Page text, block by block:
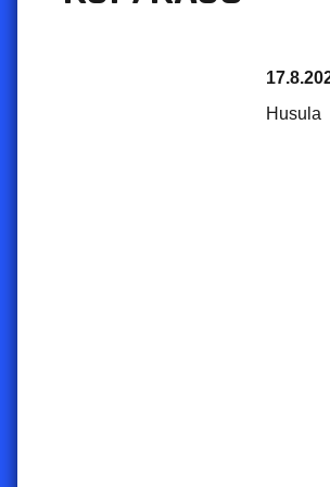
Husula